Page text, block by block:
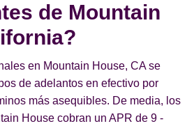
de Mountain
en Mountain House, CA se
de adelantos en efectivo por
más asequibles. De media, los
House cobran un APR de 9 -